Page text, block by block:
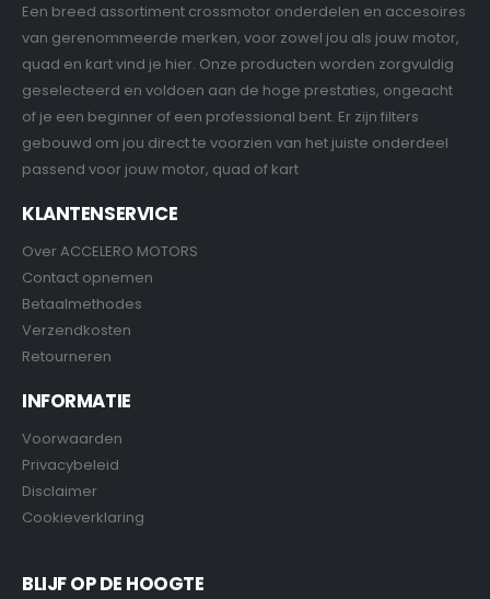
Een breed assortiment crossmotor onderdelen en accesoires
van gerenommeerde merken, voor zowel jou als jouw motor,
quad en kart vind je hier. Onze producten worden zorgvuldig
geselecteerd en voldoen aan de hoge prestaties, ongeacht
of je een beginner of een professional bent. Er zijn filters
gebouwd om jou direct te voorzien van het juiste onderdeel
passend voor jouw motor, quad of kart
KLANTENSERVICE
Over ACCELERO MOTORS
Contact opnemen
Betaalmethodes
Verzendkosten
Retourneren
INFORMATIE
Voorwaarden
Privacybeleid
Disclaimer
Cookieverklaring
BLIJF OP DE HOOGTE